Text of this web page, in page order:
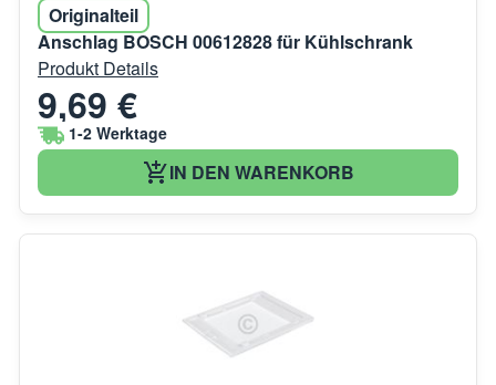
Originalteil
Anschlag BOSCH 00612828 für Kühlschrank
Produkt Details
9,69 €
1-2 Werktage
IN DEN WARENKORB